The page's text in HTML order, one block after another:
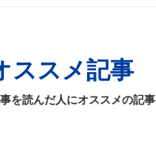
ススメ記事
を読んだ人にオススメの記事